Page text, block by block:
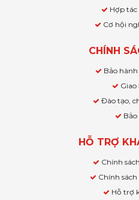
Hợp
Cơ hội
CHÍNH
Bảo
Giao
Đào tạo,
HỖ TRỢ
Chính
Chính
Hỗ trợ